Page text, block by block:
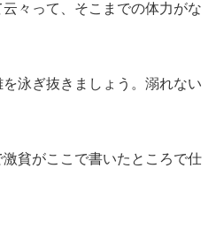
々って、そこまでの体力がな
泳ぎ抜きましょう。溺れない
貧がここで書いたところで仕